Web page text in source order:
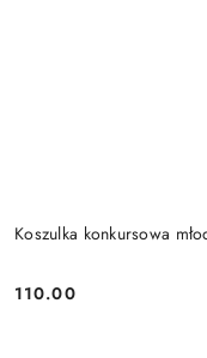
Koszulka konkursowa
Cena:
110.00